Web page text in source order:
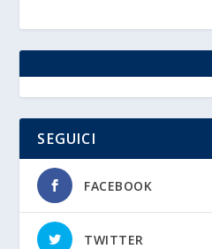
SEGUICI
FACEBOOK
TWITTER